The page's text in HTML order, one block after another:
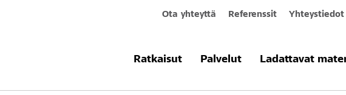
Ota yhteyttä Referenssit Yhteystiedot
Ratkaisut Palvelut Ladattavat
Tuotteet & järjestelmät StoPur EA